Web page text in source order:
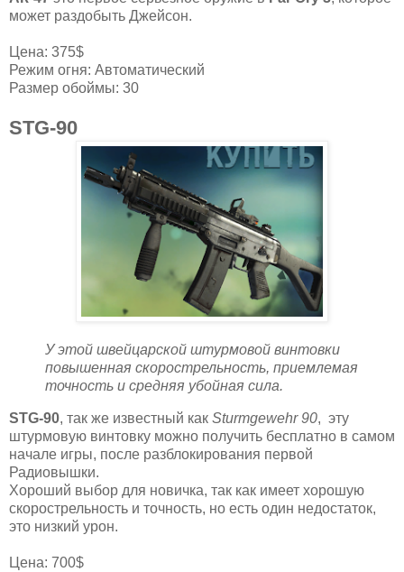
может раздобыть Джейсон.
Цена: 375$
Режим огня: Автоматический
Размер обоймы: 30
STG-90
У этой швейцарской штурмовой винтовки
повышенная скорострельность, приемлемая
точность и средняя убойная сила.
STG-90, так же известный как Sturmgewehr 90, эту
штурмовую винтовку можно получить бесплатно в самом
начале игры, после разблокирования первой
Радиовышки.
Хороший выбор для новичка, так как имеет хорошую
скорострельность и точность, но есть один недостаток,
это низкий урон.
Цена: 700$